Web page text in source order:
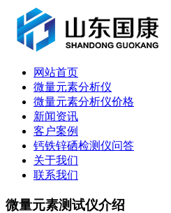
网站首页
微量元素分析仪
微量元素分析仪价格
新闻资讯
客户案例
钙铁锌硒检测仪问答
关于我们
联系我们
微量元素测试仪介绍